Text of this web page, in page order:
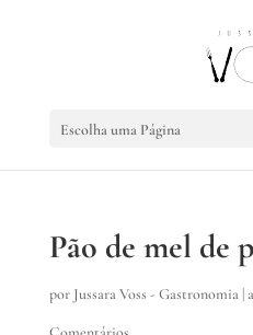
Escolha uma Página
Pão de mel de
por Jussara Voss - Gastronomia|